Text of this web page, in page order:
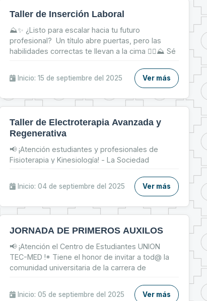
Taller de Inserción Laboral
⛰✨ ¿Listo para escalar hacia tu futuro
profesional? Un título abre puertas, pero las
habilidades correctas te llevan a la cima 🧗‍♀⛰ Sé
para: 📌 Fortalecer tu CV 📝 📌 Brillar en
entrevistas de trabajo 💬 📌 Dar tus primeros
Inicio: 15 de septiembre del 2025 Ver más
Taller de Electroterapia Avanzada y
Regenerativa
📢 ¡Atención estudiantes y profesionales de
Fisioterapia y Kinesiología! - La Sociedad
Kinesiología te invita al: ✨ Taller de Electroterapia
Avanzada y Regenerativa ✨
Inicio: 04 de septiembre del 2025 Ver más
JORNADA DE PRIMEROS AUXILOS
📢 ¡Atención el Centro de Estudiantes UNION
TEC-MED !* Tiene el honor de invitar a tod@ la
comunidad universitaria de la carrera de
Inicio: 05 de septiembre del 2025 Ver más